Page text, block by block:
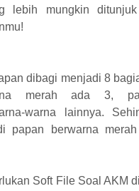
lebih mungkin
dibagi menjadi 8
merah ada 3,
warna lainnya.
papan berwarna
Soft File Soal AKM